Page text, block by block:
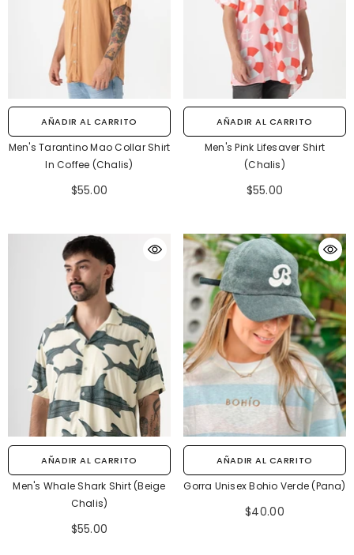
AÑADIR AL CARRITO
Men's Tarantino Mao Collar Shirt
In Coffee (Chalis)
$55.00
AÑADIR AL CARRITO
Men's Pink Lifesaver Shirt
(Chalis)
$55.00
AÑADIR AL CARRITO
Men's Whale Shark Shirt (Beige
Chalis)
$55.00
AÑADIR AL CARRITO
Gorra Unisex Bohio Verde (Pana)
$40.00